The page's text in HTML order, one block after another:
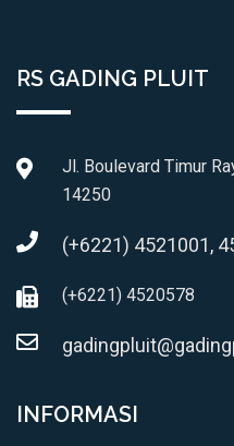
RS GADING PLUIT
Jl. Boulevard Timur
14250
(+6221) 4521001,
(+6221) 4520578
INFORMASI